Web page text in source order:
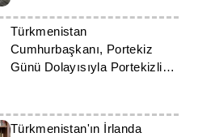
Türkmenistan
Cumhurbaşkanı, Portekiz
Günü Dolayısıyla Portekizli
Türkmenistan'ın İrlanda